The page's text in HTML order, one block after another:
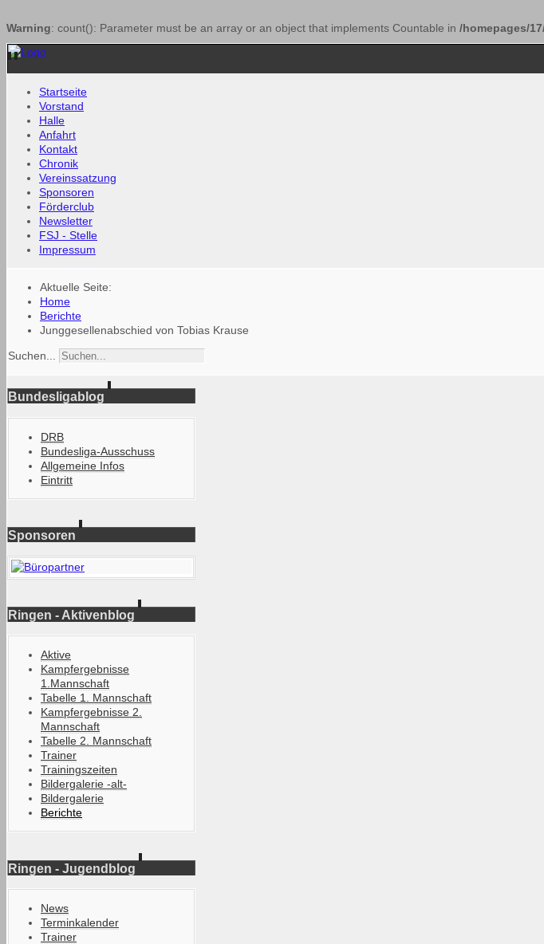
Warning: count(): Parameter must be an array or an object that implements Countable in /homepages/
Startseite
Vorstand
Halle
Anfahrt
Kontakt
Chronik
Vereinssatzung
Sponsoren
Förderclub
Newsletter
FSJ - Stelle
Impressum
Aktuelle Seite:
Home
Berichte
Junggesellenabschied von Tobias Krause
Suchen...
Bundesligablog
DRB
Bundesliga-Ausschuss
Allgemeine Infos
Eintritt
Sponsoren
Ringen - Aktivenblog
Aktive
Kampfergebnisse
1.Mannschaft
Tabelle 1. Mannschaft
Kampfergebnisse 2.
Mannschaft
Tabelle 2. Mannschaft
Trainer
Trainingszeiten
Bildergalerie -alt-
Bildergalerie
Berichte
Ringen - Jugendblog
News
Terminkalender
Trainer